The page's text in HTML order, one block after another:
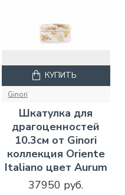
Ginori
Шкатулка для
драгоценностей
10.3см от Ginori
коллекция Oriente
Italiano цвет Aurum
37950 руб.
КУПИТЬ